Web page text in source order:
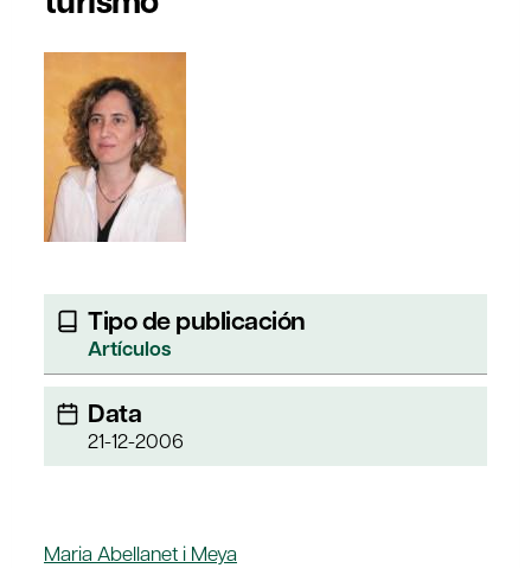
Tipo de publicación
Artículos
Data
21-12-2006
Maria Abellanet i Meya